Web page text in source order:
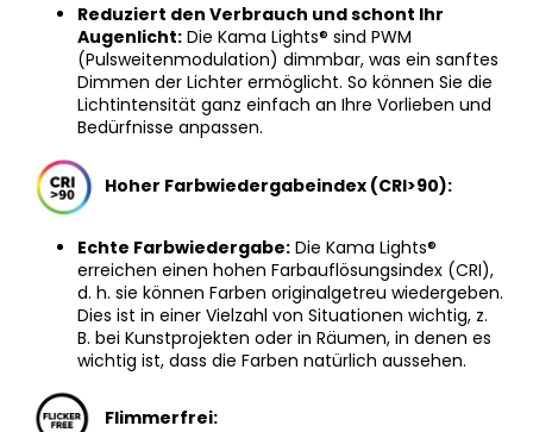
Reduziert den Verbrauch und schont Ihr
Augenlicht: Die Kama Lights® sind PWM
(Pulsweitenmodulation) dimmbar, was ein sanftes
Dimmen der Lichter ermöglicht. So können Sie die
Lichtintensität ganz einfach an Ihre Vorlieben und
Bedürfnisse anpassen.
Hoher Farbwiedergabeindex (CRI>90):
Echte Farbwiedergabe: Die Kama Lights®
erreichen einen hohen Farbauflösungsindex (CRI),
d. h. sie können Farben originalgetreu wiedergeben.
Dies ist in einer Vielzahl von Situationen wichtig, z.
B. bei Kunstprojekten oder in Räumen, in denen es
wichtig ist, dass die Farben natürlich aussehen.
Flimmerfrei: